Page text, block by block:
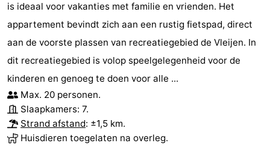
is ideaal voor vakanties met familie en vrienden. Het
appartement bevindt zich aan een rustig fietspad, direct
aan de voorste plassen van recreatiegebied de Vleijen. In
dit recreatiegebied is volop speelgelegenheid voor de
kinderen en genoeg te doen voor alle ...
Max. 20 personen.
Slaapkamers: 7.
Strand afstand: ±1,5 km.
Huisdieren toegelaten na overleg.